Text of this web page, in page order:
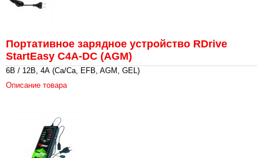
Портативное зарядное устройство RDrive
StartEasy C4A-DC (AGM)
6В / 12В, 4А (Ca/Ca, EFB, AGM, GEL)
Описание товара